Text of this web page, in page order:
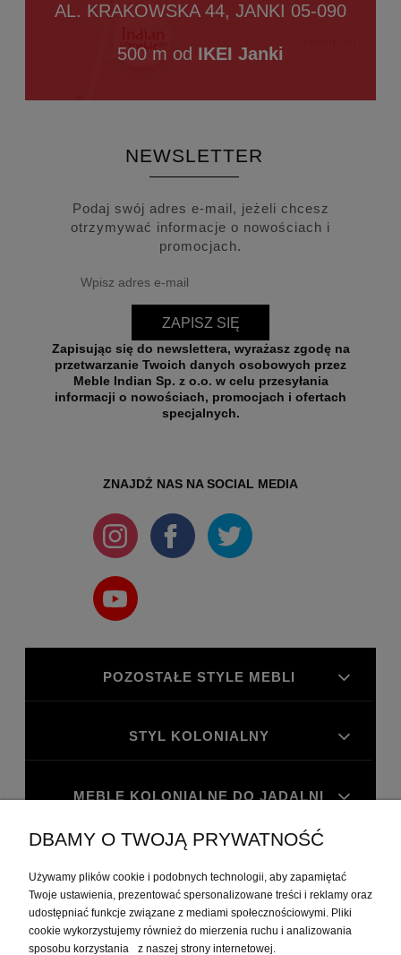
AL. KRAKOWSKA 44, JANKI 05-090
500 m od IKEI Janki
NEWSLETTER
Podaj swój adres e-mail, jeżeli chcesz
otrzymywać informacje o nowościach i
promocjach.
ZAPISZ SIĘ
Zapisując się do newslettera, wyrażasz zgodę na
przetwarzanie Twoich danych osobowych przez
Meble Indian Sp. z o.o. w celu przesyłania
informacji o nowościach, promocjach i ofertach
specjalnych.
ZNAJDŻ NAS NA SOCIAL MEDIA
POZOSTAŁE STYLE MEBLI
STYL KOLONIALNY
MEBLE KOLONIALNE DO JADALNI
MEBLE KOLONIALNE DO GABINETU
MOJE KONTO
DBAMY O TWOJĄ PRYWATNOŚĆ
Używamy plików cookie i podobnych technologii, aby zapamiętać
Twoje ustawienia, prezentować spersonalizowane treści i reklamy oraz
udostępniać funkcje związane z mediami społecznościowymi. Pliki
cookie wykorzystujemy również do mierzenia ruchu i analizowania
sposobu korzystania z naszej strony internetowej.